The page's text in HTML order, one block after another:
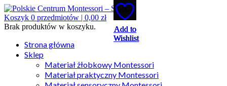
Koszyk 0 przedmiotów | 0,00 zł
Brak produktów w koszyku.
Strona główna
Sklep
Materiał żłobkowy Montessori
Materiał praktyczny Montessori
Add to
Wishlist
Add to
Wishlist
Add to
Wishlist
Add to
Wishlist
Add to
Wishlist